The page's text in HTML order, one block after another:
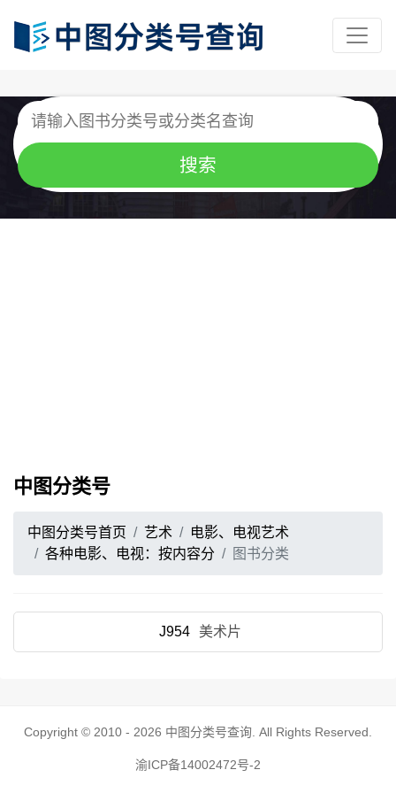
中图分类号
中图分类号首页 艺术
电影、电视艺术
各种电影、电视：按内容分
图书分类
J954 美术片
Copyright © 2010 - 2026 中图分类号查询 . All Rights Reserved.
渝ICP备14002472号-2